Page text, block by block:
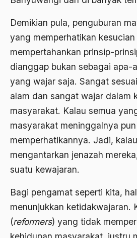
Demikian pula, penguburan
yang memperhatikan
mempertahankan prinsip-
dianggap bukan sebagai apa-
yang wajar saja. Sangat
alam dan sangat wajar dalam
masyarakat. Kalau semua
masyarakat meninggalnya
memperhatikannya. Jadi,
mengantarkan jenazah
suatu kewajaran.
Bagi pengamat seperti kita,
menunjukkan ketidakwajaran.
(reformers) yang tidak
1978
1977
1976
1974
1973
1971
Aera-Europa
Afganistan
Afiliasi Kultural
Afrika utara
agama
Agama & Negara
Agama Asli
Agama Asli Indonesia
Agama dan Negara
Agama dan negaraa
Agama dan Pemerintah
Agama dan Politik